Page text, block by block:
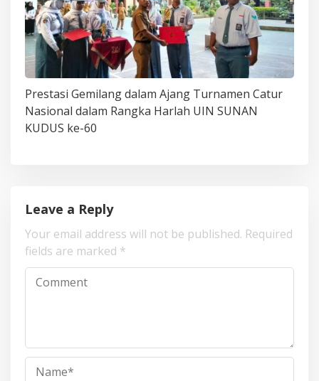
Prestasi Gemilang dalam Ajang Turnamen Catur
Nasional dalam Rangka Harlah UIN SUNAN
KUDUS ke-60
Leave a Reply
Your email address will not be published. Required
fields are marked *